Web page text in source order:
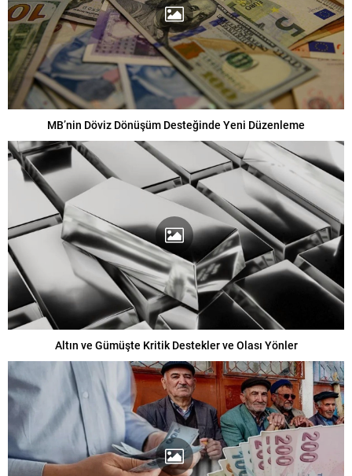
MB’nin Döviz Dönüşüm Desteğinde Yeni Düzenleme
Altın ve Gümüşte Kritik Destekler ve Olası Yönler